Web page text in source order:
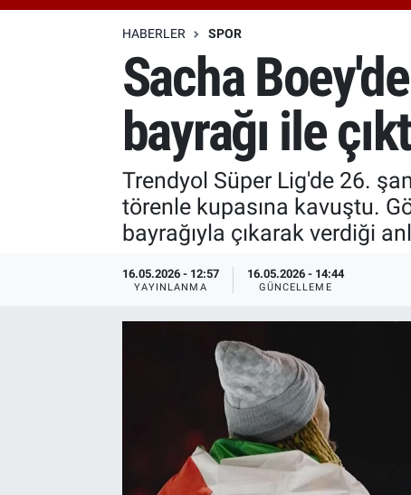
HABERLER SPOR
Sacha
bayrağı ile
Trendyol Süper Lig'de 26.
törenle kupasına kavuştu.
bayrağıyla çıkarak verdiği
16.05.2026 - 12:57
YAYINLANMA
16.05.2026 - 14:44
GÜNCELLEME
Özel Haberler
Özel Haberler
Erişim Bilgileri
Haber Arşivi